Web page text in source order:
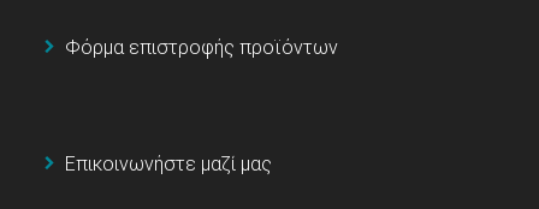
Φόρμα επιστροφής προϊόντων
Επικοινωνήστε μαζί μας